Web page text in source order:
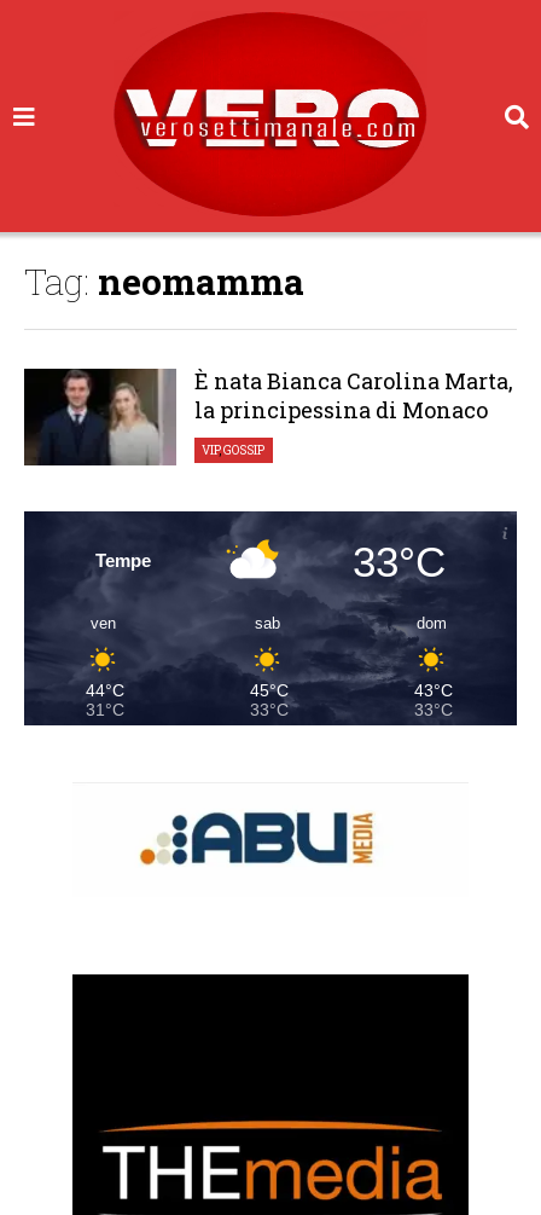
Tag: neomamma
È nata Bianca Carolina Marta,
la principessina di Monaco
VIP,GOSSIP
Tempe 33°C
ven
44°C
31°C
sab
45°C
33°C
dom
43°C
33°C